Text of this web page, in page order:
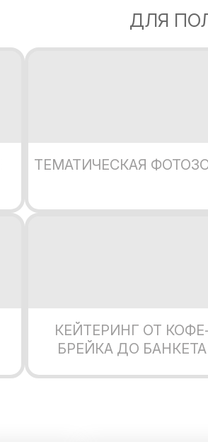
ДЛЯ
ТЕМАТИЧЕСКАЯ
КЕЙТЕРИНГ ОТ
БРЕЙКА ДО БАНКЕТА